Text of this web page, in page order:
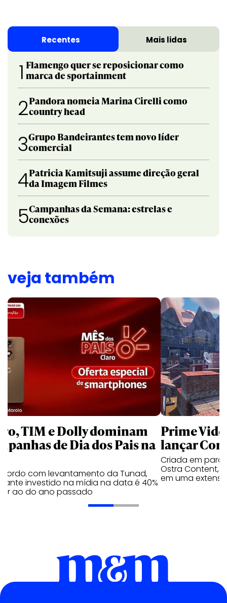
Recentes Mais lidas
1 Flamengo quer se reposicionar como
marca de sportainment
2Pandora nomeia Marina Cirelli como
country head
3Grupo Bandeirantes tem novo líder
comercial
4Patricia Kamitsuji assume direção geral
da Imagem Filmes
5Campanhas da Semana: estrelas e
conexões
veja também
TIM e Dolly dominam
de Dia dos Pais na
com levantamento da Tunad,
investido na mídia na data é 40%
ao do ano passado
Prime
lançar
Criada em
Ostra Content,
em uma